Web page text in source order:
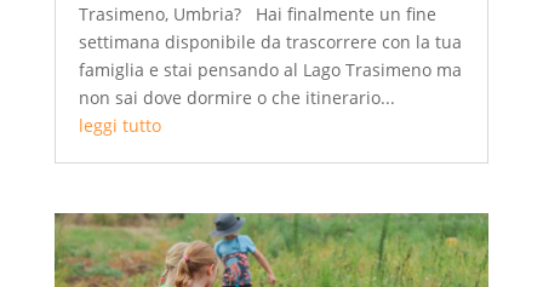
Trasimeno, Umbria? Hai finalmente un fine
settimana disponibile da trascorrere con la tua
famiglia e stai pensando al Lago Trasimeno ma
non sai dove dormire o che itinerario...
leggi tutto